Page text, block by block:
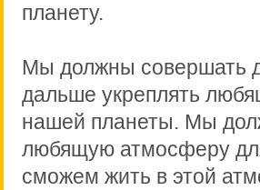
планету.
Мы должны совершать
дальше укреплять
нашей планеты. Мы
любящую атмосферу
сможем жить в этой